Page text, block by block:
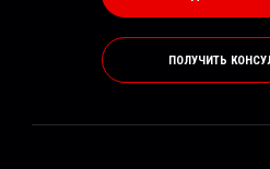
ПОЛУЧИТЬ